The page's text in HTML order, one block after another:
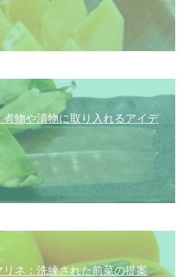
物や漬物に取り入れるアイデ
ネ：洗練された前菜の提案